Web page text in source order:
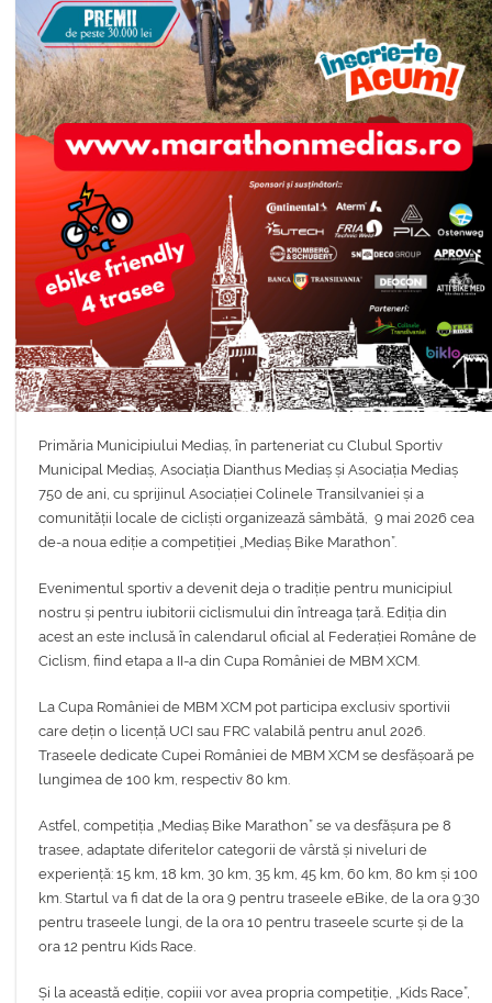
Primăria Municipiului Mediaș, în parteneriat cu Clubul Sportiv
Municipal Mediaș, Asociația Dianthus Mediaș și Asociația Mediaș
750 de ani, cu sprijinul Asociației Colinele Transilvaniei și a
comunității locale de cicliști organizează sâmbătă, 9 mai 2026 cea
de-a noua ediție a competiției „Mediaș Bike Marathon”.
Evenimentul sportiv a devenit deja o tradiție pentru municipiul
nostru și pentru iubitorii ciclismului din întreaga țară. Ediția din
acest an este inclusă în calendarul oficial al Federației Române de
Ciclism, fiind etapa a II-a din Cupa României de MBM XCM.
La Cupa României de MBM XCM pot participa exclusiv sportivii
care dețin o licență UCI sau FRC valabilă pentru anul 2026.
Traseele dedicate Cupei României de MBM XCM se desfășoară pe
lungimea de 100 km, respectiv 80 km.
Astfel, competiția „Mediaș Bike Marathon” se va desfășura pe 8
trasee, adaptate diferitelor categorii de vârstă și niveluri de
experiență: 15 km, 18 km, 30 km, 35 km, 45 km, 60 km, 80 km și 100
km. Startul va fi dat de la ora 9 pentru traseele eBike, de la ora 9:30
pentru traseele lungi, de la ora 10 pentru traseele scurte și de la
ora 12 pentru Kids Race.
Și la această ediție, copiii vor avea propria competiție, „Kids Race”,